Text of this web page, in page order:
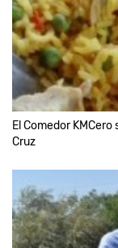
El Comedor
Cruz